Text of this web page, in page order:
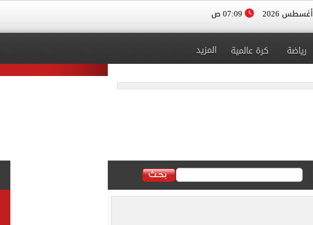
رياضة كرة عالمية المزيد